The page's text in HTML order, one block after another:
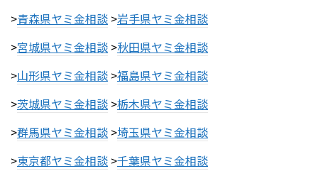
>青森県ヤミ金相談 >岩手県ヤミ金相談
>宮城県ヤミ金相談 >秋田県ヤミ金相談
>山形県ヤミ金相談 >福島県ヤミ金相談
>茨城県ヤミ金相談 >栃木県ヤミ金相談
>群馬県ヤミ金相談 >埼玉県ヤミ金相談
>東京都ヤミ金相談 >千葉県ヤミ金相談